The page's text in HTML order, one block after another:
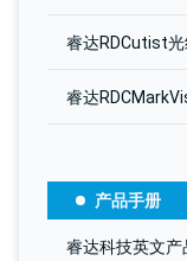
产品手册
睿达科技英文